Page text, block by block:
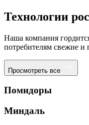
Технологии
Наша компания
потребителям свежие и
Просмотреть все
Помидоры
Миндаль